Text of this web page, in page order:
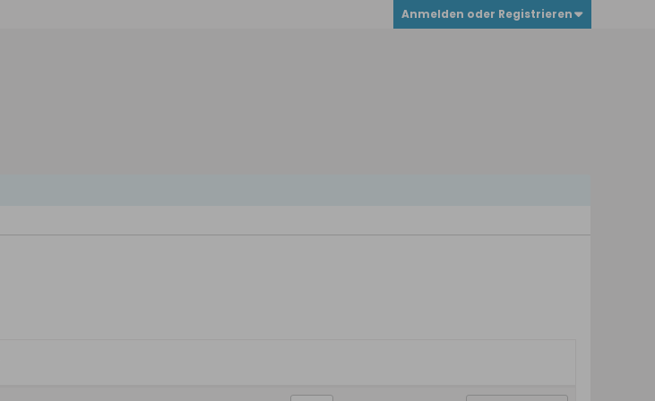
Anmelden oder Registrieren